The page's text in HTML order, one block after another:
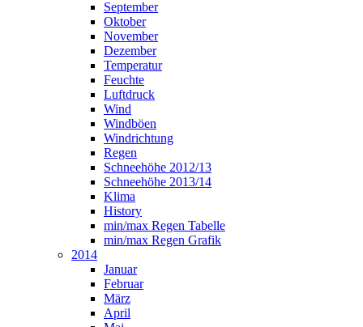
September
Oktober
November
Dezember
Temperatur
Feuchte
Luftdruck
Wind
Windböen
Windrichtung
Regen
Schneehöhe 2012/13
Schneehöhe 2013/14
Klima
History
min/max Regen Tabelle
min/max Regen Grafik
2014
Januar
Februar
März
April